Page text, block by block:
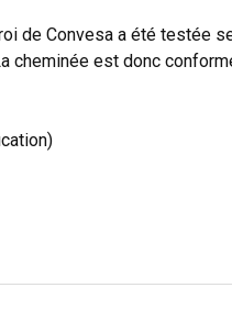
de Convesa a été testée
cheminée est donc